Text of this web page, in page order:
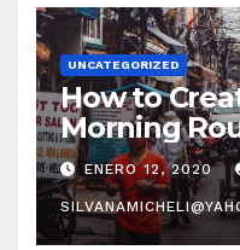
UNCATEGORIZED
How to
Morning
ENERO 12, 2020